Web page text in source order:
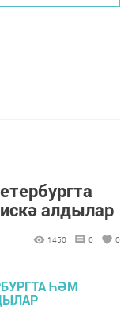
алдылар
1450 0 0